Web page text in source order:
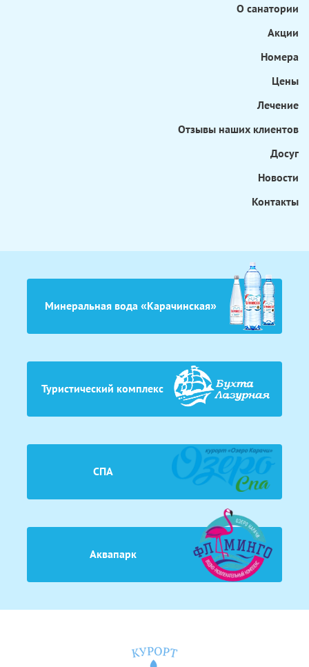
О санатории
Акции
Номера
Цены
Лечение
Отзывы наших клиентов
Досуг
Новости
Контакты
Минеральная вода «Карачинская»
Туристический комплекс
СПА
Аквапарк